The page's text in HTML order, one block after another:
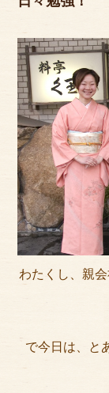
その他サービス
アクセス
サイズのはかり
よくある質問
ブログ
ご利用の流れ
今月のオススメ
お問い合わせ
わたくし、親
で今日は、と